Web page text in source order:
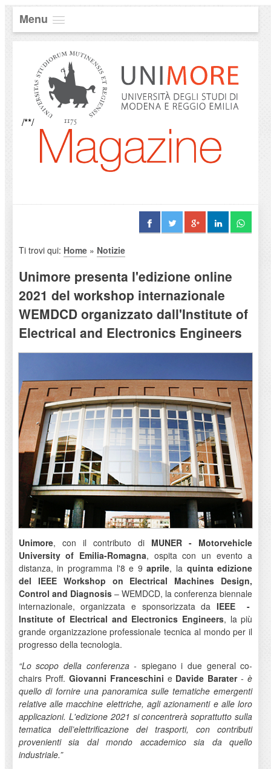
Menu
/**/
Ti trovi qui: Home» Notizie
Unimore presenta l'edizione online
2021 del workshop internazionale
WEMDCD organizzato dall'Institute of
Electrical and Electronics Engineers
Unimore, con il contributo di MUNER - Motorvehicle
University of Emilia-Romagna, ospita con un evento a
distanza, in programma l'8 e 9aprile, la quinta edizione
del IEEE Workshop on Electrical Machines Design,
Control and Diagnosis– WEMDCD, la conferenza biennale
internazionale, organizzata e sponsorizzata da IEEE
-
Institute of Electrical and Electronics Engineers, la più
grande organizzazione professionale tecnica al mondo per il
progresso della tecnologia.
“Lo scopo della conferenza - spiegano i due general co-
chairs Proff. Giovanni Franceschini e Davide Barater - è
quello di fornire una panoramica sulle tematiche emergenti
relative alle macchine elettriche, agli azionamenti e alle loro
applicazioni. L'edizione 2021 si concentrerà soprattutto sulla
tematica dell’elettrificazione dei trasporti, con contributi
provenienti sia dal mondo accademico sia da quello
industriale.”